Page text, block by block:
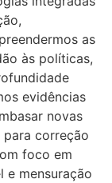
as
às políticas,
evidências
novas
correção
foco em
e mensuração